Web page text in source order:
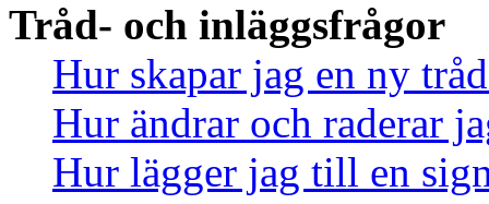
Tråd- och inläggsfrågor
Hur skapar jag en ny
Hur ändrar och raderar
Hur lägger jag till en